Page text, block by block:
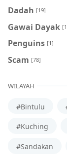
Dadah [19]
Gawai Dayak
Penguins [1]
Scam [78]
WILAYAH
#Bintulu
#Kuching
#Sandakan